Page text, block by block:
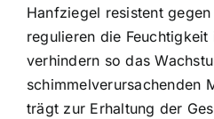
Hanfziegel resistent
regulieren die Feuchtigkeit
verhindern so das
schimmelverursachenden
trägt zur Erhaltung der